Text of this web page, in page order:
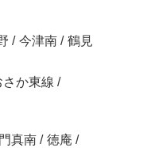
/ 今津南 / 鶴見
さか東線 /
門真南 / 徳庵 /